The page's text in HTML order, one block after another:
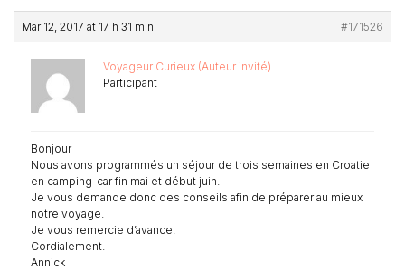
Mar 12, 2017 at 17 h 31 min #171526
Voyageur Curieux (Auteur invité)
Participant
Bonjour
Nous avons programmés un séjour de trois semaines en Croatie
en camping-car fin mai et début juin.
Je vous demande donc des conseils afin de préparer au mieux
notre voyage.
Je vous remercie d’avance.
Cordialement.
Annick